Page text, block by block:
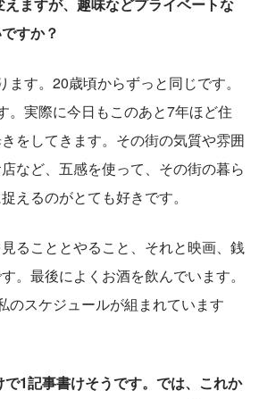
ますが、趣味などプライベートな
すか？
す。20歳頃からずっと同じです。
。実際に今日もこのあと7年ほど住
をしてきます。その街の気質や雰囲
など、五感を使って、その街の暮ら
えるのがとても好きです。
ることとやること、それと映画、銭
。最後によくお酒を飲んでいます。
のスケジュールが組まれています
1記事書けそうです。では、これか